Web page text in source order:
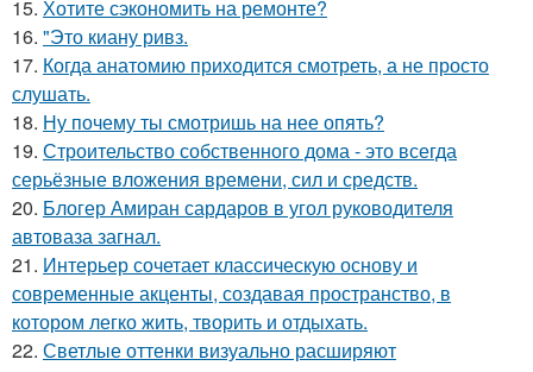
15. Хотите сэкономить на ремонте?
16. "Это киану ривз.
17. Когда анатомию приходится смотреть, а не просто
слушать.
18. Ну почему ты смотришь на нее опять?
19. Строительство собственного дома - это всегда
серьёзные вложения времени, сил и средств.
20. Блогер Амиран сардаров в угол руководителя
автоваза загнал.
21. Интерьер сочетает классическую основу и
современные акценты, создавая пространство, в
котором легко жить, творить и отдыхать.
22. Светлые оттенки визуально расширяют